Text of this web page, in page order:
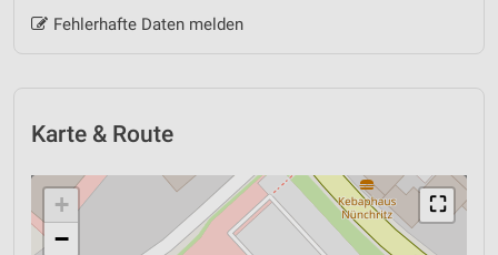
Fehlerhafte Daten melden
Karte & Route
⛶
+
−